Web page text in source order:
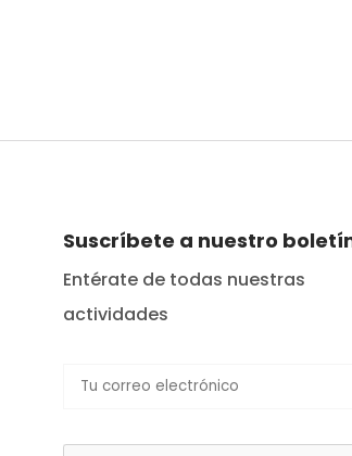
Suscríbete a nuestro
Entérate de todas nuestras
actividades